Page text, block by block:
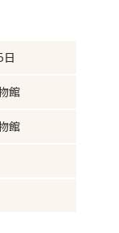
館
館